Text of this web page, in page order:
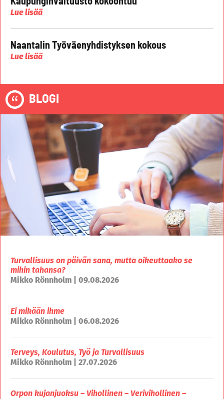
Lue lisää
Naantalin Työväenyhdistyksen kokous
Lue lisää
BLOGI
Turvallisuus on päivän sana, mutta oikeuttaako se
mihin tahansa?
Mikko Rönnholm | 09.08.2026
Ei mikään ihme
Mikko Rönnholm | 06.08.2026
Terveys, Koulutus, Työ ja Turvallisuus
Mikko Rönnholm | 27.07.2026
Orpon kujanjuoksu – Vihollinen – Verivihollinen –